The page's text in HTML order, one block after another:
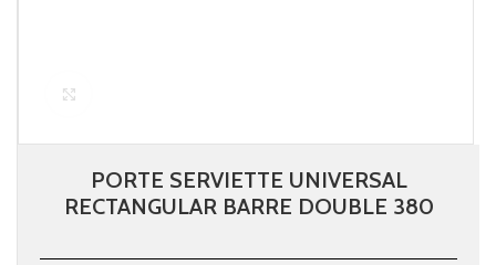
PORTE SERVIETTE UNIVERSAL
RECTANGULAR BARRE DOUBLE 380